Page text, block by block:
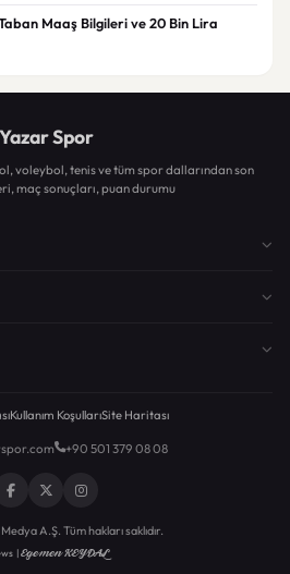
Maaş Bilgileri ve 20 Bin Lira
Yazar Spor
voleybol, tenis ve tüm spor dallarından son
maç sonuçları, puan durumu
Kullanım KoşullarıSite Haritası
+90 501 379 08 08
A.Ş. Tüm hakları saklıdır.
|Egemen KEYDAL